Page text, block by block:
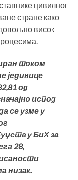
цивилног
стране како
висок
током
јединице
од
испод
се узме у
у БиХ за
28,
низак.